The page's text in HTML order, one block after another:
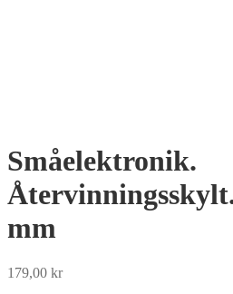
Småelektronik.
mm
179,00 kr